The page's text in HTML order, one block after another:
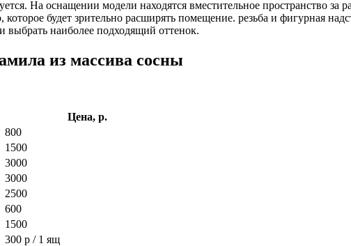
На оснащении модели находятся вместительное пространство
будет зрительно расширять помещение. резьба и фигурная
выбрать наиболее подходящий оттенок.
из массива сосны
Цена, р.
800
1500
3000
3000
2500
600
1500
300 р / 1 ящ